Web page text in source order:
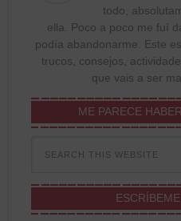
todo,
ella. Poco a poco me fuí
podía abandonarme. Este
trucos, consejos,
que vais a ser
ME PARECE